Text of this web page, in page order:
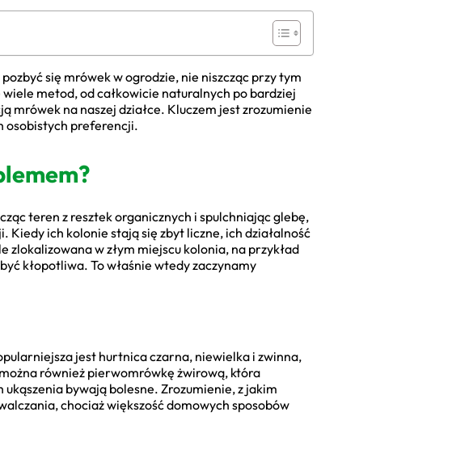
się mrówek w ogrodzie, nie niszcząc przy tym
metod, od całkowicie naturalnych po bardziej
mrówek na naszej działce. Kluczem jest zrozumienie
osobistych preferencji.
teren z resztek organicznych i spulchniając glebę,
ich kolonie stają się zbyt liczne, ich działalność
w złym miejscu kolonia, na przykład
kłopotliwa. To właśnie wtedy zaczynamy
jest hurtnica czarna, niewielka i zwinna,
również pierwomrówkę żwirową, która
bywają bolesne. Zrozumienie, z jakim
chociaż większość domowych sposobów